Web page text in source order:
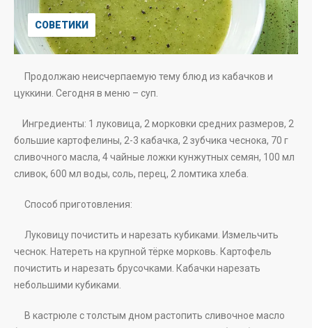
СОВЕТИКИ
Продолжаю неисчерпаемую тему блюд из кабачков и
цуккини. Сегодня в меню – суп.
Ингредиенты: 1 луковица, 2 морковки средних размеров, 2
большие картофелины, 2-3 кабачка, 2 зубчика чеснока, 70 г
сливочного масла, 4 чайные ложки кунжутных семян, 100 мл
сливок, 600 мл воды, соль, перец, 2 ломтика хлеба.
Способ приготовления:
Луковицу почистить и нарезать кубиками. Измельчить
чеснок. Натереть на крупной тёрке морковь. Картофель
почистить и нарезать брусочками. Кабачки нарезать
небольшими кубиками.
В кастрюле с толстым дном растопить сливочное масло